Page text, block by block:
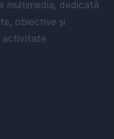
multimedia, dedicată
obiective și
activitate